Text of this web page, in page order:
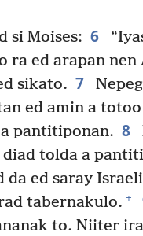
si Moises: 6
ra ed arapan nen
sikato. 7
ed amin a
pantitiponan. 8
diad tolda a
da ed saray
tabernakulo. +
to. Niiter